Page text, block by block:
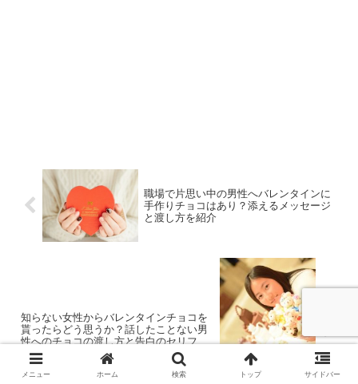
職場で片思い中の男性へバレンタインに
手作りチョコはあり？添えるメッセージ
と渡し方を紹介
知らない女性からバレンタインチョコを
貰ったらどう思うか？話したことない男
性へのチョコの渡し方と告白のセリフを
紹介
メニュー ホーム 検索 トップ サイドバー